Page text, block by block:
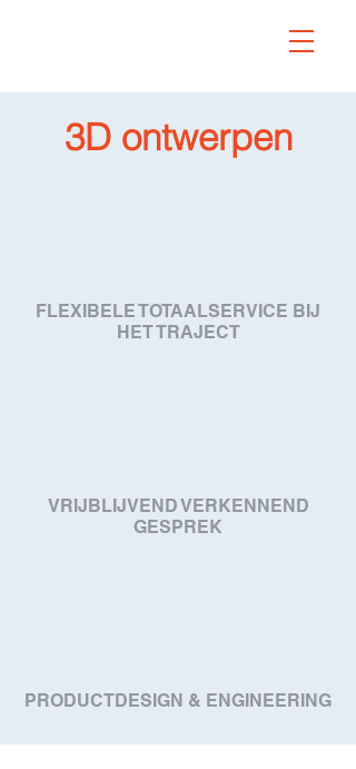
3D ontwerpen
FLEXIBELE TOTAALSERVICE BIJ
HET TRAJECT
VRIJBLIJVEND VERKENNEND
GESPREK
PRODUCTDESIGN & ENGINEERING